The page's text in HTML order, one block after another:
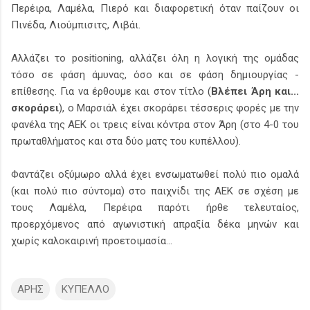
Περέιρα, Λαμέλα, Πιερό και διαφορετική όταν παίζουν οι
Πινέδα, Λιούμπισιτς, Λιβάι.
Αλλάζει το positioning, αλλάζει όλη η λογική της ομάδας
τόσο σε φάση άμυνας, όσο και σε φάση δημιουργίας -
επίθεσης. Για να έρθουμε και στον τίτλο (Βλέπει Άρη και...
σκοράρει), ο Μαρσιάλ έχει σκοράρει τέσσερις φορές με την
φανέλα της ΑΕΚ οι τρεις είναι κόντρα στον Άρη (στο 4-0 του
πρωταθλήματος και στα δύο ματς του κυπέλλου).
Φαντάζει οξύμωρο αλλά έχει ενσωματωθεί πολύ πιο ομαλά
(και πολύ πιο σύντομα) στο παιχνίδι της ΑΕΚ σε σχέση με
τους Λαμέλα, Περέιρα παρότι ήρθε τελευταίος,
προερχόμενος από αγωνιστική απραξία δέκα μηνών και
χωρίς καλοκαιρινή προετοιμασία...
ΑΡΗΣ ΚΥΠΕΛΛΟ